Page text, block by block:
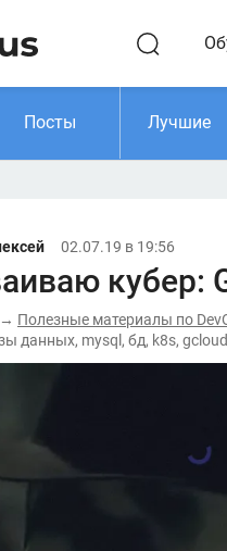
Посты Лучшие
02.07.19 в 19:56
кубер:
→ Полезные материалы по
данных, mysql, бд, k8s,